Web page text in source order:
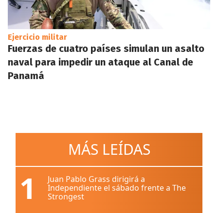
Ejercicio militar
Fuerzas de cuatro países simulan un asalto
naval para impedir un ataque al Canal de
Panamá
MÁS LEÍDAS
1
Juan Pablo Grass dirigirá a
Independiente el sábado frente a The
Strongest